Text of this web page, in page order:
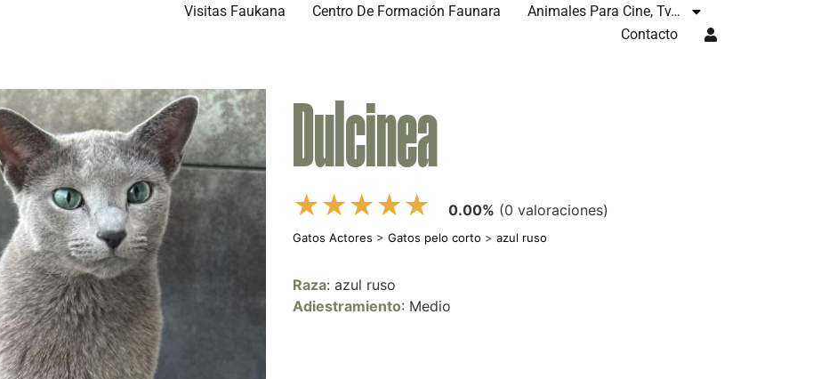
Visitas Faukana Centro De Formación Faunara
Animales Para Cine, Tv…
Contacto
Dulcinea
★★★★★ 0.00% (0 valoraciones)
Gatos Actores >Gatos pelo corto >azul ruso
Raza: azul ruso
Adiestramiento: Medio